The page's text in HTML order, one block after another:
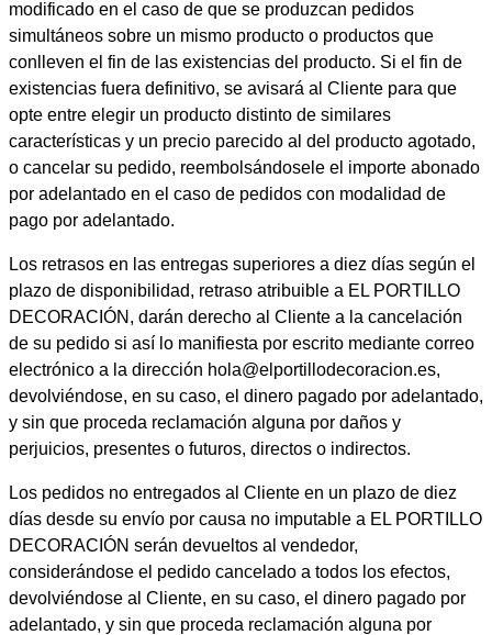
modificado en el caso de que se produzcan pedidos
simultáneos sobre un mismo producto o productos que
conlleven el fin de las existencias del producto. Si el fin de
existencias fuera definitivo, se avisará al Cliente para que
opte entre elegir un producto distinto de similares
características y un precio parecido al del producto agotado,
o cancelar su pedido, reembolsándosele el importe abonado
por adelantado en el caso de pedidos con modalidad de
pago por adelantado.
Los retrasos en las entregas superiores a diez días según el
plazo de disponibilidad, retraso atribuible a EL PORTILLO
DECORACIÓN, darán derecho al Cliente a la cancelación
de su pedido si así lo manifiesta por escrito mediante correo
electrónico a la dirección hola@elportillodecoracion.es,
devolviéndose, en su caso, el dinero pagado por adelantado,
y sin que proceda reclamación alguna por daños y
perjuicios, presentes o futuros, directos o indirectos.
Los pedidos no entregados al Cliente en un plazo de diez
días desde su envío por causa no imputable a EL PORTILLO
DECORACIÓN serán devueltos al vendedor,
considerándose el pedido cancelado a todos los efectos,
devolviéndose al Cliente, en su caso, el dinero pagado por
adelantado, y sin que proceda reclamación alguna por